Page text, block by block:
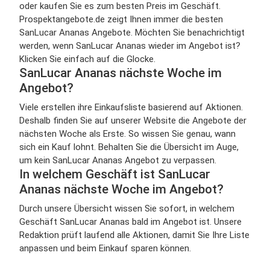
oder kaufen Sie es zum besten Preis im Geschäft.
Prospektangebote.de zeigt Ihnen immer die besten
SanLucar Ananas Angebote. Möchten Sie benachrichtigt
werden, wenn SanLucar Ananas wieder im Angebot ist?
Klicken Sie einfach auf die Glocke.
SanLucar Ananas nächste Woche im
Angebot?
Viele erstellen ihre Einkaufsliste basierend auf Aktionen.
Deshalb finden Sie auf unserer Website die Angebote der
nächsten Woche als Erste. So wissen Sie genau, wann
sich ein Kauf lohnt. Behalten Sie die Übersicht im Auge,
um kein SanLucar Ananas Angebot zu verpassen.
In welchem Geschäft ist SanLucar
Ananas nächste Woche im Angebot?
Durch unsere Übersicht wissen Sie sofort, in welchem
Geschäft SanLucar Ananas bald im Angebot ist. Unsere
Redaktion prüft laufend alle Aktionen, damit Sie Ihre Liste
anpassen und beim Einkauf sparen können.